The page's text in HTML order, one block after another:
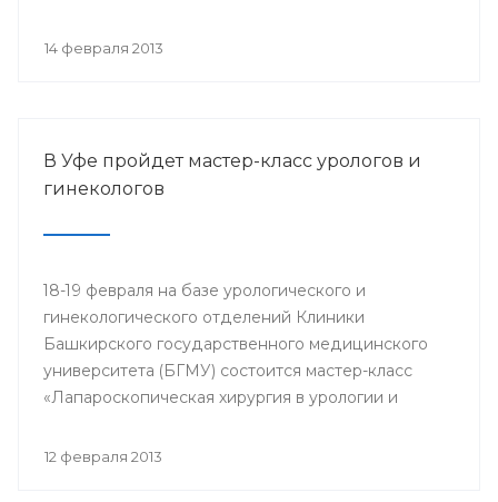
лечебной работе, акушеры-гинекологи, хирурги,
14 февраля 2013
В Уфе пройдет мастер-класс урологов и
гинекологов
18-19 февраля на базе урологического и
гинекологического отделений Клиники
Башкирского государственного медицинского
университета (БГМУ) состоится мастер-класс
«Лапароскопическая хирургия в урологии и
врачи урологи, хирурги, онкологи республики, а
12 февраля 2013